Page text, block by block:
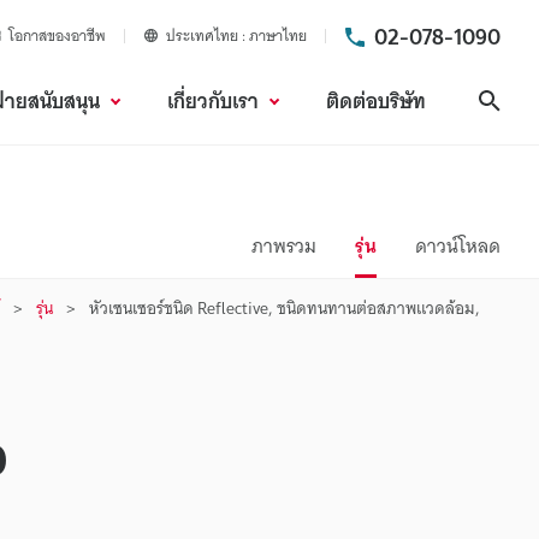
โอกาสของอาชีพ ประเทศไทย ภาษาไทย 02-078-1090
ยสนับสนุน เกี่ยวกับเรา ติดต่อบริษัท
ภาพรวม รุ่น ดาวน์โหลด
รุ่น หัวเซนเซอร์ชนิด Reflective, ชนิดทนทานต่อสภาพแวดล้อม,